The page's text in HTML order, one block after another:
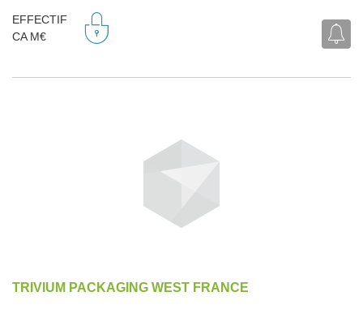
EFFECTIF
CA M€
TRIVIUM PACKAGING WEST FRANCE